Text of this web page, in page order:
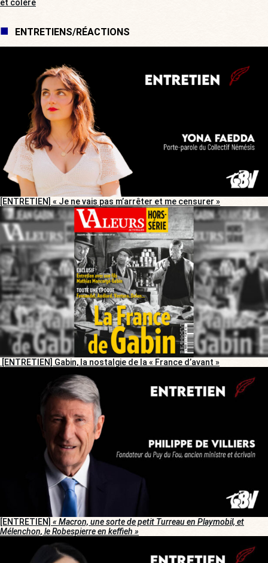
et colère
ENTRETIENS/RÉACTIONS
[ENTRETIEN] « Je ne vais pas m’arrêter et me censurer »
[ENTRETIEN] Gabin, la nostalgie de la « France d’avant »
[ENTRETIEN] « Macron, une sorte de petit Turreau en Playmobil, et
Mélenchon, le Robespierre en keffieh »